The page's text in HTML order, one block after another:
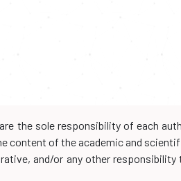
the sole responsibility of each
of the academic and
and/or any other